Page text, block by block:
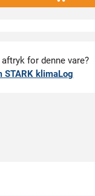
aftryk for denne vare?
STARK klimaLog